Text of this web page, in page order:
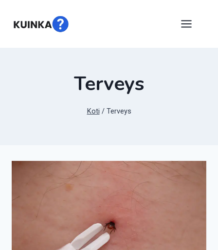
sisältöön
Terveys
Koti / Terveys